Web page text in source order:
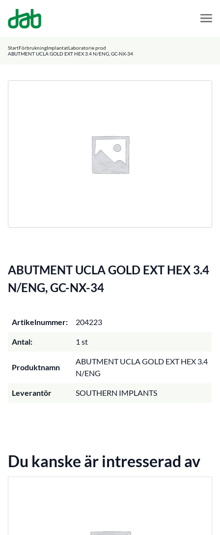
DAB Dental
StartFörbrukningImplantatLaboratorie prod
ABUTMENT UCLA GOLD EXT HEX 3.4 N/ENG, GC-NX-34
ABUTMENT UCLA GOLD EXT HEX 3.4
N/ENG, GC-NX-34
Artikelnummer: 204223
Antal: 1 st
Produktnamn
ABUTMENT UCLA GOLD EXT HEX 3.4
N/ENG
Leverantör SOUTHERN IMPLANTS
Du kanske är intresserad av